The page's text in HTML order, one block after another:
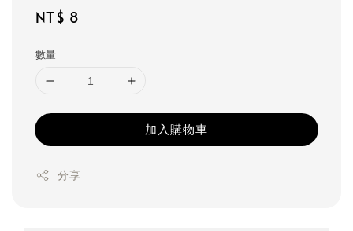
Regular
NT$ 8
數量
加入購物車
分享